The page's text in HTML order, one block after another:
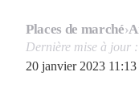
Places de marché›
Dernière mise à jour :
20 janvier 2023 11:13